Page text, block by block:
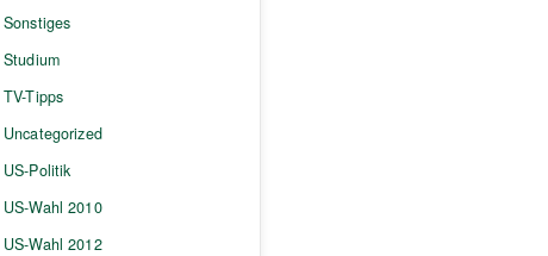
Sonstiges
Studium
TV-Tipps
Uncategorized
US-Politik
US-Wahl 2010
US-Wahl 2012